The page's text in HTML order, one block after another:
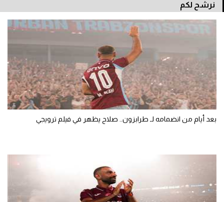
نرشح لكم
بعد أيام من انضمامه لـ طرابزون.. صلاح يظهر في فيلم ترويجي